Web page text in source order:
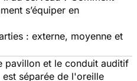
s’équiper en
: externe, moyenne et
pavillon et le conduit auditif
séparée de l'oreille